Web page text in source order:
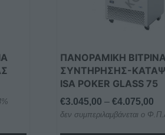
ΠΑΝΟΡΑΜΙΚΗ ΒΙΤΡΙΝΑ
ΣΥΝΤΗΡΗΣΗΣ-
ISA POKER GLASS 75
€3.045,00 – €4.075,00
δεν συμπεριλαμβάνεται ο
σελίδα
του